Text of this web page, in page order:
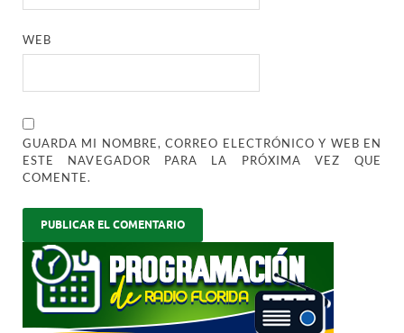
WEB
GUARDA MI NOMBRE, CORREO ELECTRÓNICO Y WEB EN
ESTE NAVEGADOR PARA LA PRÓXIMA VEZ QUE
COMENTE.